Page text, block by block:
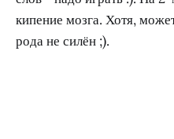
кипение мозга. Хотя,
рода не силён ;).